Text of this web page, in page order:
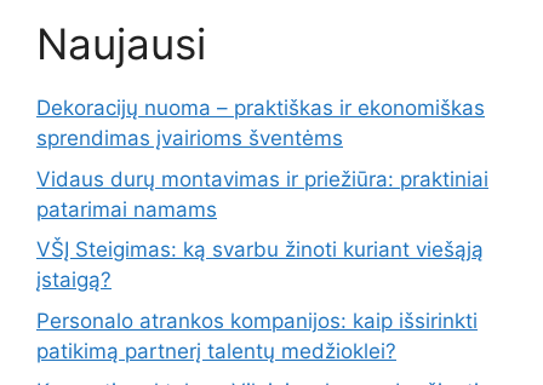
Naujausi
Dekoracijų nuoma – praktiškas ir ekonomiškas
sprendimas įvairioms šventėms
Vidaus durų montavimas ir priežiūra: praktiniai
patarimai namams
VŠĮ Steigimas: ką svarbu žinoti kuriant viešąją
įstaigą?
Personalo atrankos kompanijos: kaip išsirinkti
patikimą partnerį talentų medžioklei?